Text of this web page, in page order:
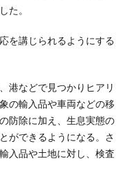
た。
を講じられるようにする
港などで見つかりヒアリ
の輸入品や車両などの移
防除に加え、生息実態の
ができるようになる。さ
入品や土地に対し、検査